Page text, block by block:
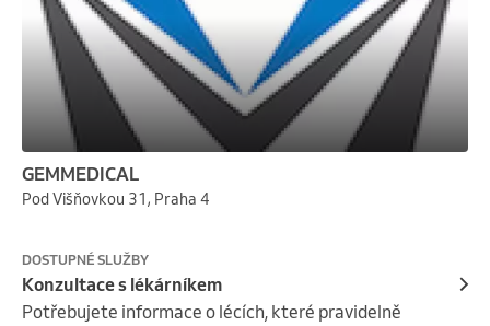
GEMMEDICAL
Pod Višňovkou 31, Praha 4
DOSTUPNÉ SLUŽBY
Konzultace s lékárníkem
Potřebujete informace o lécích, které pravidelně